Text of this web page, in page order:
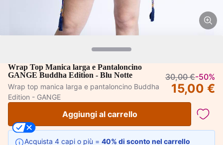
Wrap Top Manica larga e Pantaloncino
GANGE Buddha Edition - Blu Notte
Wrap top manica larga e pantaloncino Buddha
Edition - GANGE
30,00 €-50%
15,00 €
Aggiungi al carrello
Acquista 4 capi o più = 40% di sconto nel carrello